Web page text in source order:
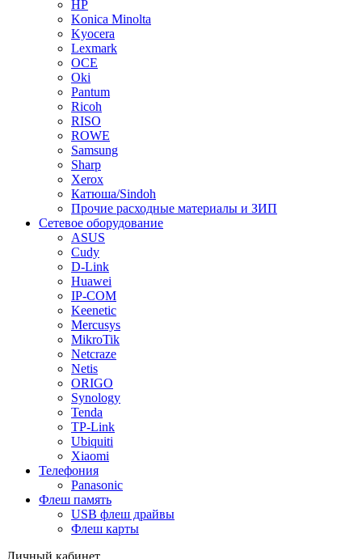
HP
Konica Minolta
Kyocera
Lexmark
OCE
Oki
Pantum
Ricoh
RISO
ROWE
Samsung
Sharp
Xerox
Катюша/Sindoh
Прочие расходные материалы и ЗИП
Сетевое оборудование
ASUS
Cudy
D-Link
Huawei
IP-COM
Keenetic
Mercusys
MikroTik
Netcraze
Netis
ORIGO
Synology
Tenda
TP-Link
Ubiquiti
Xiaomi
Телефония
Panasonic
Флеш память
USB флеш драйвы
Флеш карты
Личный кабинет